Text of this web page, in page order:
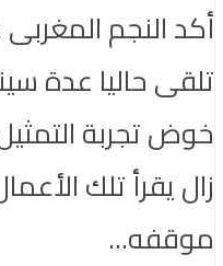
أكد النجم المغربى
تلقى حاليا عدة
خوض تجربة
زال يقرأ تلك
موقفه...